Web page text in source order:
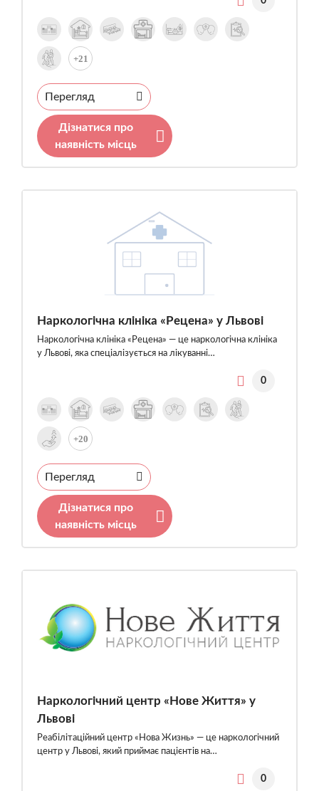
+21
Перегляд
Дізнатися про
наявність місць
Наркологічна клініка «Рецена» у Львові
Наркологічна клініка «Рецена» — це наркологічна клініка
у Львові, яка спеціалізується на лікуванні…
0
+20
Перегляд
Дізнатися про
наявність місць
Наркологічний центр «Нове Життя» у
Львові
Реабілітаційний центр «Нова Жизнь» — це наркологічний
центр у Львові, який приймає пацієнтів на…
0